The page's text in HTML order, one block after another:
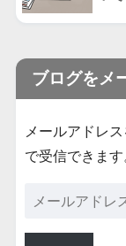
ブログをメ
メールアドレ
で受信できます